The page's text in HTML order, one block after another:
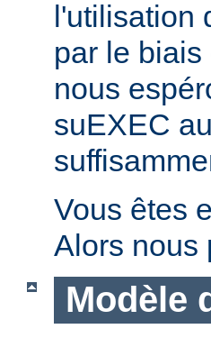
l'utilisation
par le
nous
suEXEC
Vous êtes
Alors nous
Modèle